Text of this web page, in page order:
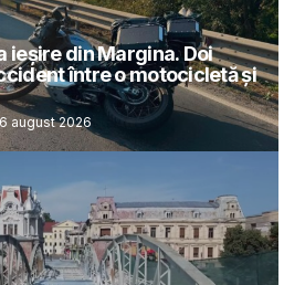
ieșire din Margina. Doi
între o motocicletă și
6 august 2026